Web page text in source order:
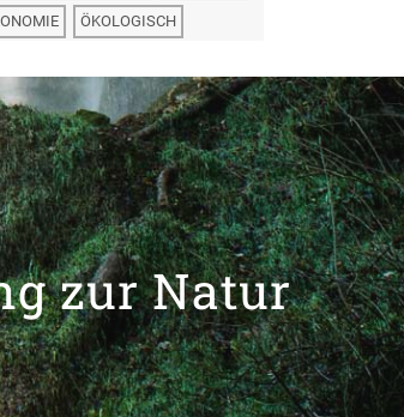
ÖKOLOGISCH
zur Natur